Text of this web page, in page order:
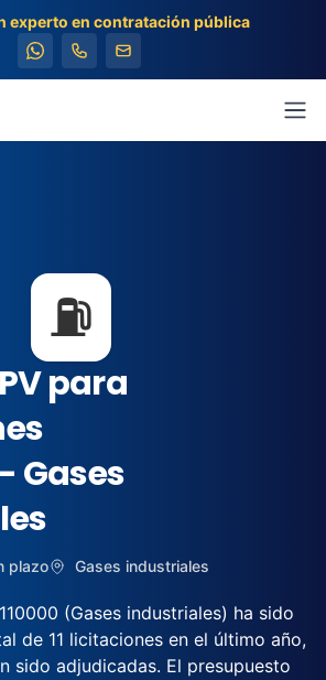
experto en contratación pública
⛽
para
Gases
plazo Gases industriales
(Gases industriales) ha sido
de 11 licitaciones en el último año,
sido adjudicadas. El presupuesto